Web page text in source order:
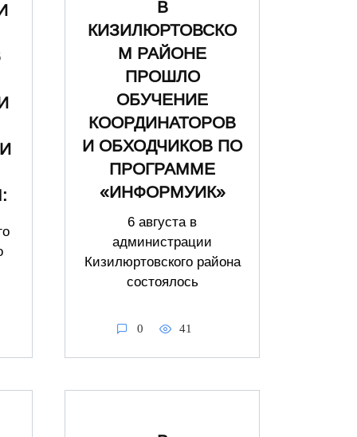
В
КИЗИЛЮРТОВСКО
М РАЙОНЕ
ПРОШЛО
ОБУЧЕНИЕ
КООРДИНАТОРОВ
И ОБХОДЧИКОВ ПО
ПРОГРАММЕ
«ИНФОРМУИК»
6 августа в
администрации
Кизилюртовского района
состоялось
0 41